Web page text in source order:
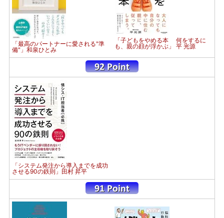
「最高のパートナーに愛される"準
備"」和泉ひとみ
「子どもをやめる本 何をするに
も、親の顔が浮かぶ」 平 光源
「システム発注から導入までを成功
させる90の鉄則」田村 昇平